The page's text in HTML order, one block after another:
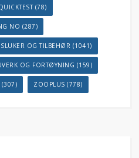
(78)
NO (287)
SLUKER OG TILBEHØR (1041)
OG FORTØYNING (159)
(307) ZOOPLUS (778)